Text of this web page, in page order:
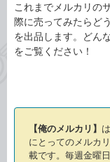
これまでメルカリの
際に売ってみたらど
を出品します。どん
をご覧ください！
【俺のメルカリ】
にとってのメルカ
載です。毎週金曜日